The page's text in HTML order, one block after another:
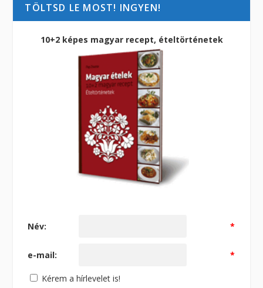
TÖLTSD LE MOST! INGYEN!
10+2 képes magyar recept, ételtörténetek
Név: *
e-mail: *
Kérem a hírlevelet is!